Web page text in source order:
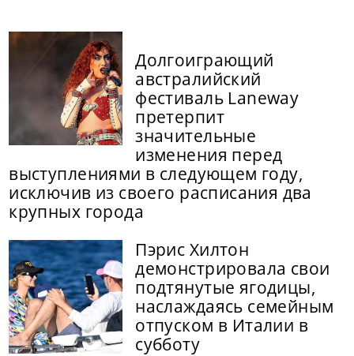
Долгоиграющий
австралийский
фестиваль Laneway
претерпит
значительные
изменения перед
выступлениями в следующем году,
исключив из своего расписания два
крупных города
Пэрис Хилтон
демонстрировала свои
подтянутые ягодицы,
наслаждаясь семейным
отпуском в Италии в
субботу